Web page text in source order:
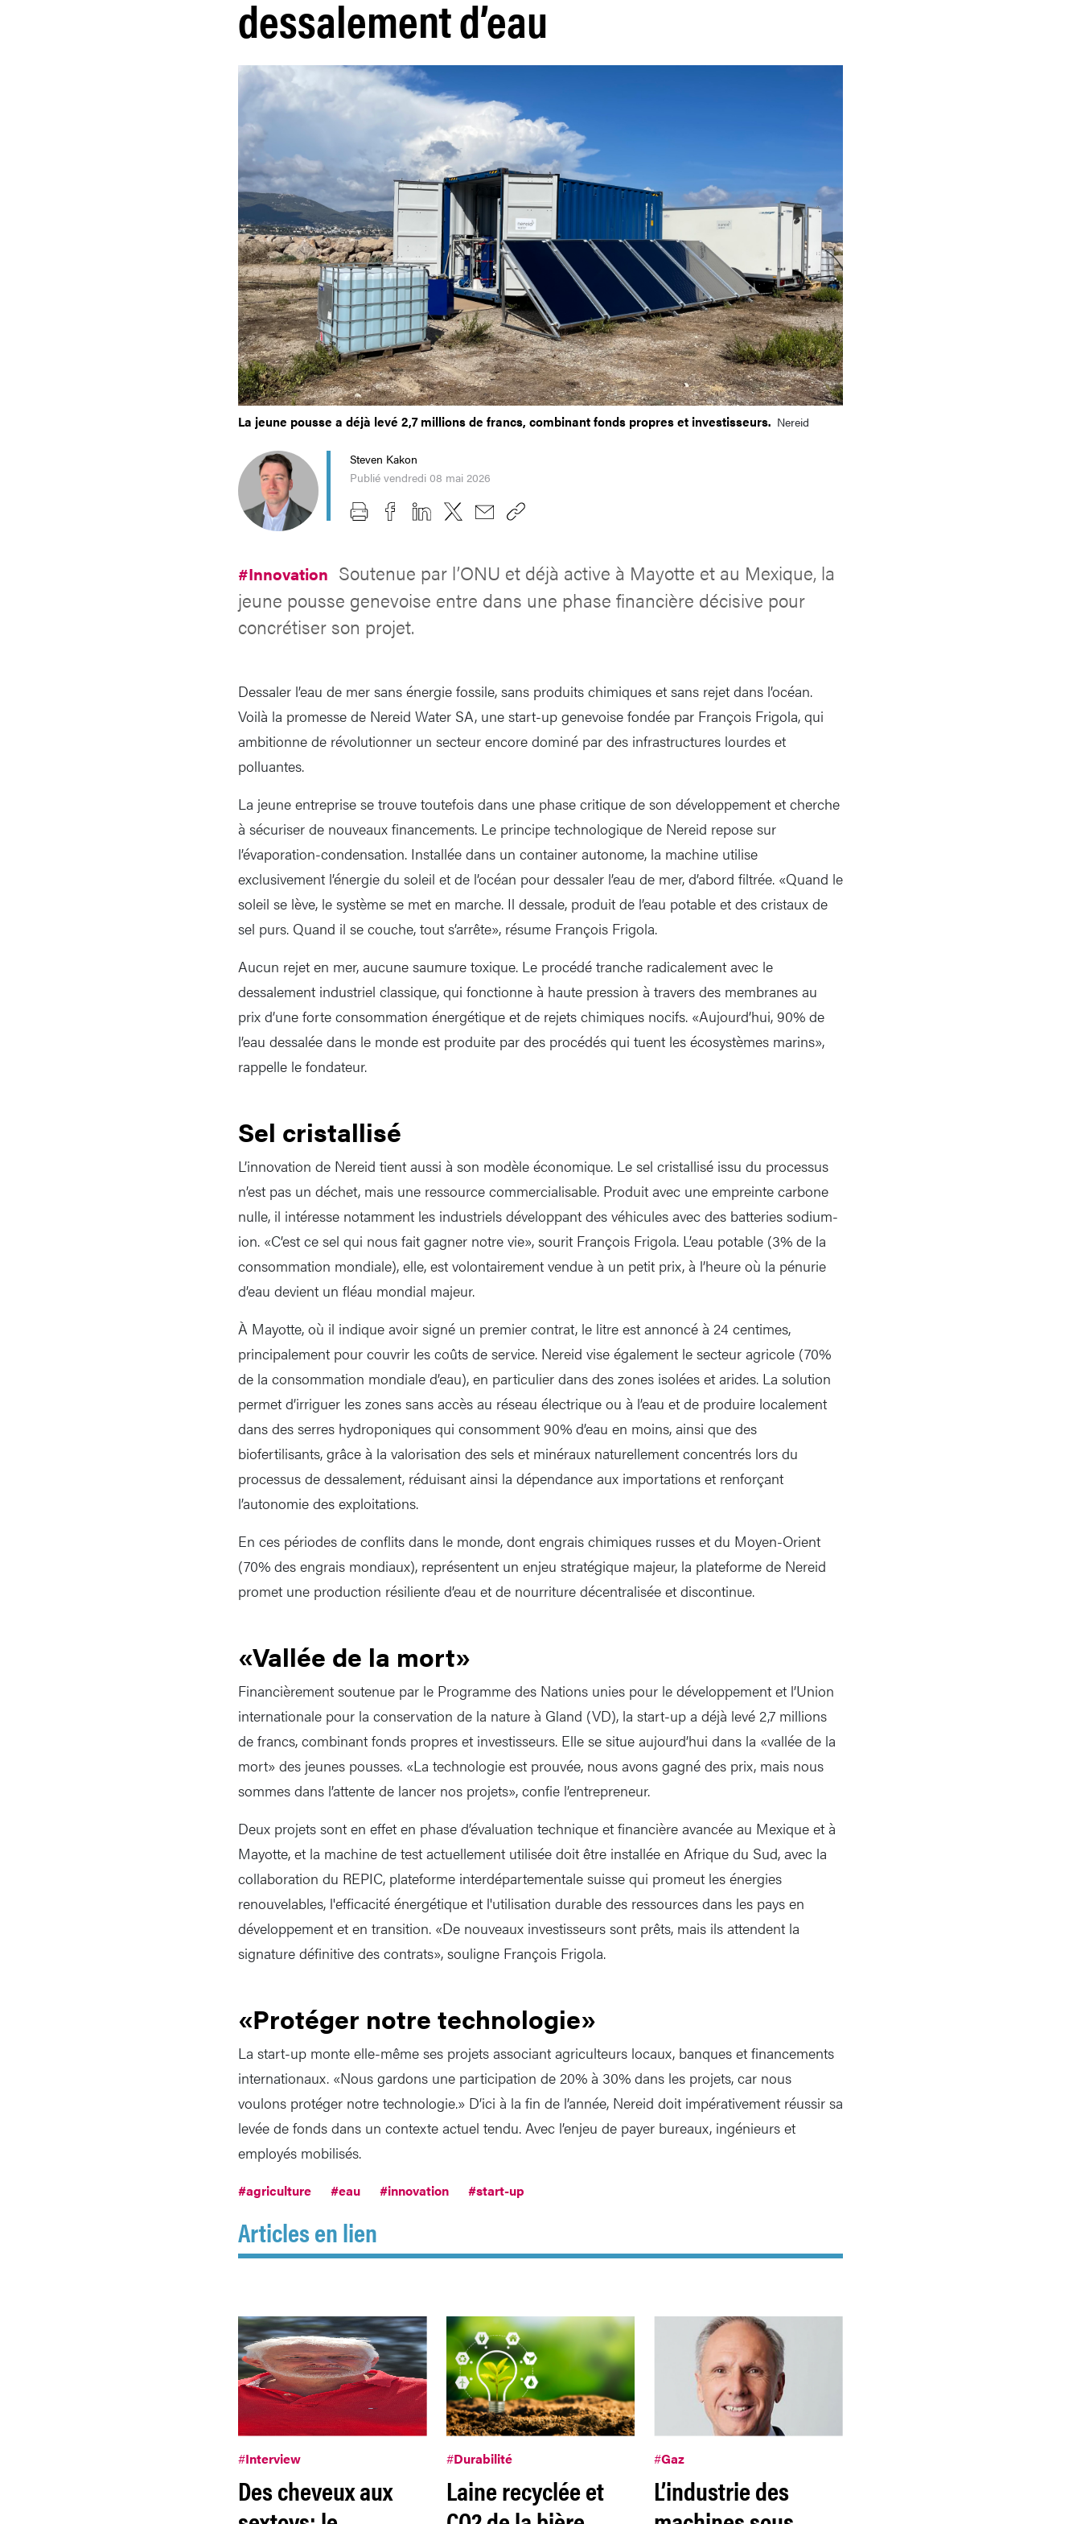
dessalement d’eau
La jeune pousse a déjà levé 2,7 millions de francs, combinant fonds propres et investisseurs. Nereid
Steven Kakon
Publié vendredi 08 mai 2026
#Innovation Soutenue par l’ONU et déjà active à Mayotte et au Mexique, la
jeune pousse genevoise entre dans une phase financière décisive pour
concrétiser son projet.
Dessaler l’eau de mer sans énergie fossile, sans produits chimiques et sans rejet dans l’océan.
Voilà la promesse de Nereid Water SA, une start-up genevoise fondée par François Frigola, qui
ambitionne de révolutionner un secteur encore dominé par des infrastructures lourdes et
polluantes.
La jeune entreprise se trouve toutefois dans une phase critique de son développement et cherche
à sécuriser de nouveaux financements. Le principe technologique de Nereid repose sur
l’évaporation-condensation. Installée dans un container autonome, la machine utilise
exclusivement l’énergie du soleil et de l’océan pour dessaler l’eau de mer, d’abord filtrée. «Quand le
soleil se lève, le système se met en marche. Il dessale, produit de l’eau potable et des cristaux de
sel purs. Quand il se couche, tout s’arrête», résume François Frigola.
Aucun rejet en mer, aucune saumure toxique. Le procédé tranche radicalement avec le
dessalement industriel classique, qui fonctionne à haute pression à travers des membranes au
prix d’une forte consommation énergétique et de rejets chimiques nocifs. «Aujourd’hui, 90% de
l’eau dessalée dans le monde est produite par des procédés qui tuent les écosystèmes marins»,
rappelle le fondateur.
Sel cristallisé
L’innovation de Nereid tient aussi à son modèle économique. Le sel cristallisé issu du processus
n’est pas un déchet, mais une ressource commercialisable. Produit avec une empreinte carbone
nulle, il intéresse notamment les industriels développant des véhicules avec des batteries sodium-
ion. «C’est ce sel qui nous fait gagner notre vie», sourit François Frigola. L’eau potable (3% de la
consommation mondiale), elle, est volontairement vendue à un petit prix, à l’heure où la pénurie
d’eau devient un fléau mondial majeur.
À Mayotte, où il indique avoir signé un premier contrat, le litre est annoncé à 24 centimes,
principalement pour couvrir les coûts de service. Nereid vise également le secteur agricole (70%
de la consommation mondiale d’eau), en particulier dans des zones isolées et arides. La solution
permet d’irriguer les zones sans accès au réseau électrique ou à l’eau et de produire localement
dans des serres hydroponiques qui consomment 90% d’eau en moins, ainsi que des
biofertilisants, grâce à la valorisation des sels et minéraux naturellement concentrés lors du
processus de dessalement, réduisant ainsi la dépendance aux importations et renforçant
l’autonomie des exploitations.
En ces périodes de conflits dans le monde, dont engrais chimiques russes et du Moyen-Orient
(70% des engrais mondiaux), représentent un enjeu stratégique majeur, la plateforme de Nereid
promet une production résiliente d’eau et de nourriture décentralisée et discontinue.
«Vallée de la mort»
Financièrement soutenue par le Programme des Nations unies pour le développement et l’Union
internationale pour la conservation de la nature à Gland (VD), la start-up a déjà levé 2,7 millions
de francs, combinant fonds propres et investisseurs. Elle se situe aujourd’hui dans la «vallée de la
mort» des jeunes pousses. «La technologie est prouvée, nous avons gagné des prix, mais nous
sommes dans l’attente de lancer nos projets», confie l’entrepreneur.
Deux projets sont en effet en phase d’évaluation technique et financière avancée au Mexique et à
Mayotte, et la machine de test actuellement utilisée doit être installée en Afrique du Sud, avec la
collaboration du REPIC, plateforme interdépartementale suisse qui promeut les énergies
renouvelables, l'efficacité énergétique et l'utilisation durable des ressources dans les pays en
développement et en transition. «De nouveaux investisseurs sont prêts, mais ils attendent la
signature définitive des contrats», souligne François Frigola.
«Protéger notre technologie»
La start-up monte elle-même ses projets associant agriculteurs locaux, banques et financements
internationaux. «Nous gardons une participation de 20% à 30% dans les projets, car nous
voulons protéger notre technologie.» D’ici à la fin de l’année, Nereid doit impérativement réussir sa
levée de fonds dans un contexte actuel tendu. Avec l’enjeu de payer bureaux, ingénieurs et
employés mobilisés.
#agriculture #eau #innovation #start-up
Articles en lien
#Interview
Des cheveux aux
#Durabilité
Laine recyclée et
#Gaz
L’industrie des